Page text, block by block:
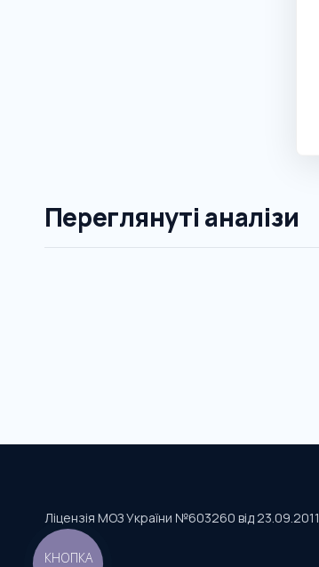
Переглянуті аналізи
Ліцензія МОЗ України №603260 від 23.09.2011
КНОПКА